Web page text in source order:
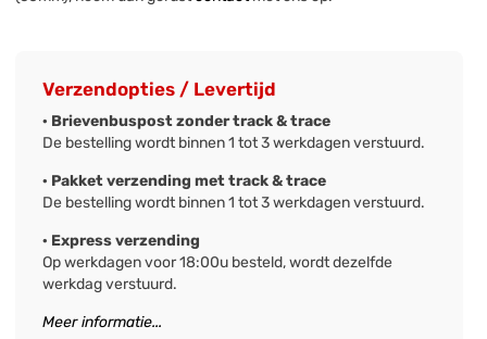
Verzendopties / Levertijd
· Brievenbuspost zonder track & trace
De bestelling wordt binnen 1 tot 3 werkdagen verstuurd.
· Pakket verzending met track & trace
De bestelling wordt binnen 1 tot 3 werkdagen verstuurd.
· Express verzending
Op werkdagen voor 18:00u besteld, wordt dezelfde
werkdag verstuurd.
Meer informatie...